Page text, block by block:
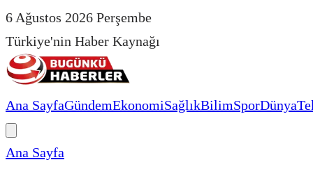
6 Ağustos 2026 Perşembe
Türkiye'nin Haber Kaynağı
Ana SayfaGündemEkonomiSağlıkBilimSporDünya
Ana Sayfa